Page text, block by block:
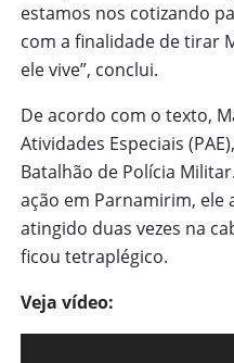
estamos nos cotizando
com a finalidade de tirar
ele vive”, conclui.
De acordo com o texto,
Atividades Especiais
Batalhão de Polícia
ação em Parnamirim, ele
atingido duas vezes na
ficou tetraplégico.
Veja vídeo: